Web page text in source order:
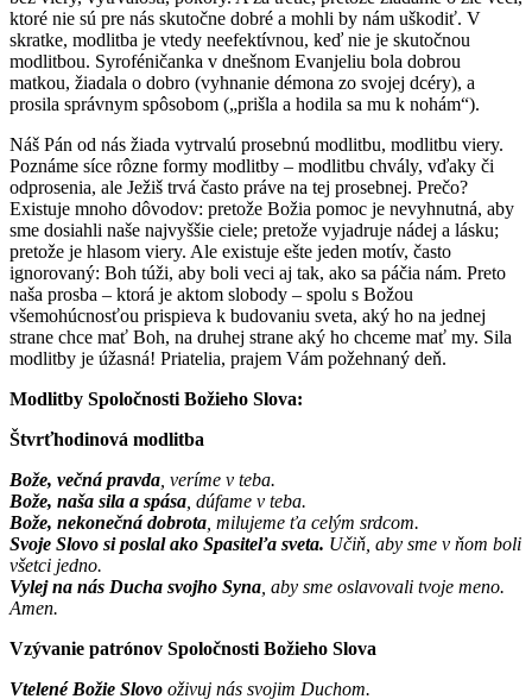
ktoré nie sú pre nás skutočne dobré a mohli by nám uškodiť. V
skratke, modlitba je vtedy neefektívnou, keď nie je skutočnou
modlitbou. Syroféničanka v dnešnom Evanjeliu bola dobrou
matkou, žiadala o dobro (vyhnanie démona zo svojej dcéry), a
prosila správnym spôsobom („prišla a hodila sa mu k nohám“).
Náš Pán od nás žiada vytrvalú prosebnú modlitbu, modlitbu viery.
Poznáme síce rôzne formy modlitby – modlitbu chvály, vďaky či
odprosenia, ale Ježiš trvá často práve na tej prosebnej. Prečo?
Existuje mnoho dôvodov: pretože Božia pomoc je nevyhnutná, aby
sme dosiahli naše najvyššie ciele; pretože vyjadruje nádej a lásku;
pretože je hlasom viery. Ale existuje ešte jeden motív, často
ignorovaný: Boh túži, aby boli veci aj tak, ako sa páčia nám. Preto
naša prosba – ktorá je aktom slobody – spolu s Božou
všemohúcnosťou prispieva k budovaniu sveta, aký ho na jednej
strane chce mať Boh, na druhej strane aký ho chceme mať my. Sila
modlitby je úžasná! Priatelia, prajem Vám požehnaný deň.
Modlitby Spoločnosti Božieho Slova:
Štvrťhodinová modlitba
Bože, večná pravda , veríme v teba.
Bože, naša sila a spása , dúfame v teba.
Bože, nekonečná dobrota , milujeme ťa celým srdcom.
Svoje Slovo si poslal ako Spasiteľa sveta. Učiň, aby sme v ňom boli
všetci jedno.
Vylej na nás Ducha svojho Syna , aby sme oslavovali tvoje meno.
Amen.
Vzývanie patrónov Spoločnosti Božieho Slova
Vtelené Božie Slovo oživuj nás svojim Duchom.